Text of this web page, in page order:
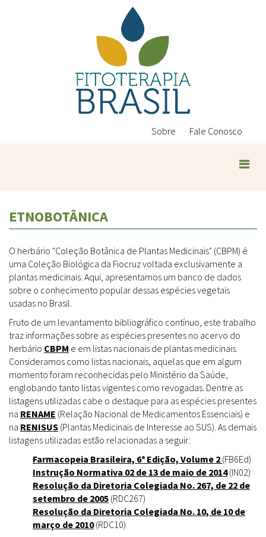
Sobre Fale Conosco
ETNOBOTÂNICA
O herbário "Coleção Botânica de Plantas Medicinais" (CBPM) é
uma Coleção Biológica da Fiocruz voltada exclusivamente a
plantas medicinais. Aqui, apresentamos um banco de dados
sobre o conhecimento popular dessas espécies vegetais
usadas no Brasil.
Fruto de um levantamento bibliográfico contínuo, este trabalho
traz informações sobre as espécies presentes no acervo do
herbário CBPM e em listas nacionais de plantas medicinais.
Consideramos como listas nacionais, aquelas que em algum
momento foram reconhecidas pelo Ministério da Saúde,
englobando tanto listas vigentes como revogadas. Dentre as
listagens utilizadas cabe o destaque para as espécies presentes
na RENAME (Relação Nacional de Medicamentos Essenciais) e
na RENISUS (Plantas Medicinais de Interesse ao SUS). As demais
listagens utilizadas estão relacionadas a seguir:
Farmacopeia Brasileira, 6ª Edição, Volume 2 (FB6Ed)
Instrução Normativa 02 de 13 de maio de 2014(IN02)
Resolução da Diretoria Colegiada No. 267, de 22 de
setembro de 2005 (RDC267)
Resolução da Diretoria Colegiada No. 10, de 10 de
março de 2010(RDC10)